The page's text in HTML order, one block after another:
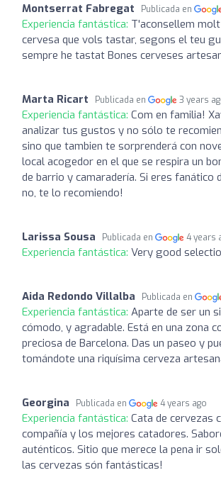
Montserrat Fabregat Publicada en
Experiencia fantástica: T'aconsellem
cervesa que vols tastar, segons el teu
sempre he tastat Bones cerveses
Marta Ricart Publicada en 3 years
Experiencia fantástica: Com en familia!
analizar tus gustos y no sólo te
sino que tambien te sorprenderá con
local acogedor en el que se respira un
de barrio y camaradería. Si eres fanático
no, te lo recomiendo!
Larissa Sousa Publicada en 4 years
Experiencia fantástica: Very good
Aida Redondo Villalba Publicada en
Experiencia fantástica: Aparte de ser un
cómodo, y agradable. Está en una zona
preciosa de Barcelona. Das un paseo y
tomándote una riquísima cerveza
Georgina Publicada en 4 years ago
Experiencia fantástica: Cata de cervezas
compañía y los mejores catadores.
auténticos. Sitio que merece la pena ir
las cervezas són fantásticas!